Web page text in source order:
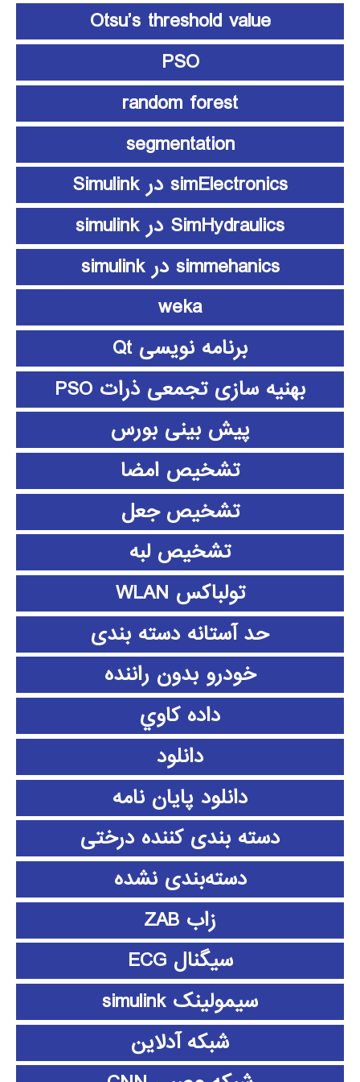
Otsu’s threshold value
PSO
random forest
segmentation
simElectronics در Simulink
SimHydraulics در simulink
simmehanics در simulink
weka
برنامه نویسی Qt
بهنیه سازی تجمعی ذرات PSO
پیش بینی بورس
تشخیص امضا
تشخیص جعل
تشخیص لبه
تولباکس WLAN
حد آستانه دسته بندی
خودرو بدون راننده
داده كاوي
دانلود
دانلود پايان نامه
دسته بندی کننده درختی
دسته‌بندی نشده
زاب ZAB
سیگنال ECG
سیمولینک simulink
شبکه آدلاین